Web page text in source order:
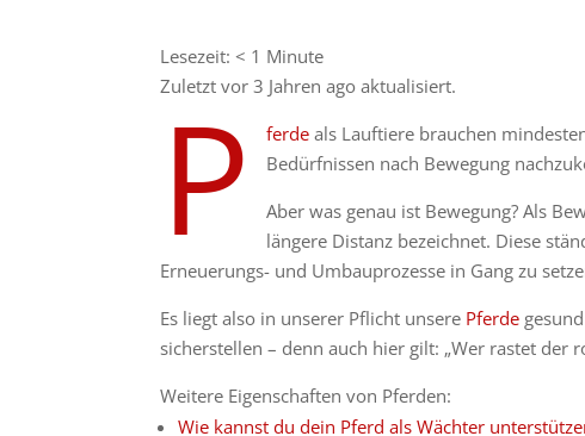
Lesezeit:< 1 Minute
Zuletzt vor 3 Jahren ago aktualisiert.
P ferde als Lauftiere brauchen
Bedürfnissen nach Bewegung
Aber was genau ist Bewegung? Als
längere Distanz bezeichnet. Diese
Erneuerungs- und Umbauprozesse in Gang zu
Es liegt also in unserer Pflicht unsere Pferde
sicherstellen – denn auch hier gilt: „Wer rastet der
Weitere Eigenschaften von Pferden:
Wie kannst du dein Pferd als Wächter